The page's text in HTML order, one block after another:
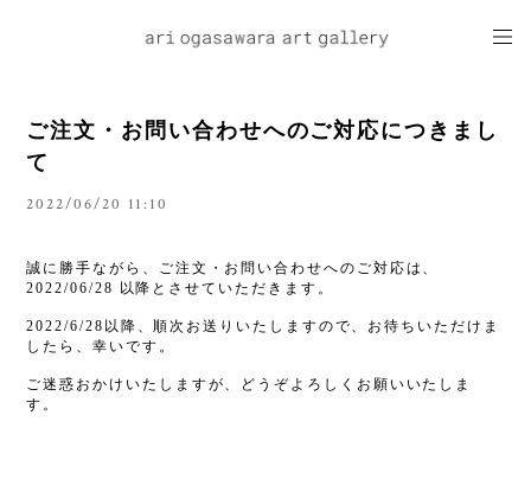
ご注文・お問い合わせへのご対応につきまし
て
2022/06/20 11:10
誠に勝手ながら、ご注文・お問い合わせへのご対応は、
2022/06/28 以降とさせていただきます。
2022/6/28以降、順次お送りいたしますので、お待ちいただけま
したら、幸いです。
ご迷惑おかけいたしますが、どうぞよろしくお願いいたしま
す。